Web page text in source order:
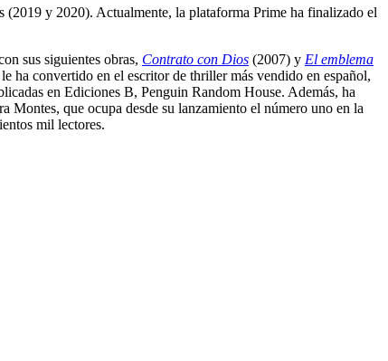
(2019 y 2020). Actualmente, la plataforma Prime ha finalizado el
sus siguientes obras, Contrato con Dios (2007) y El emblema
ha convertido en el escritor de thriller más vendido en español,
en Ediciones B, Penguin Random House. Además, ha
Montes, que ocupa desde su lanzamiento el número uno en la
mil lectores.